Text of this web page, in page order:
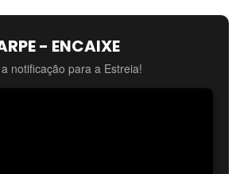
- ENCAIXE
notificação para a Estreia!